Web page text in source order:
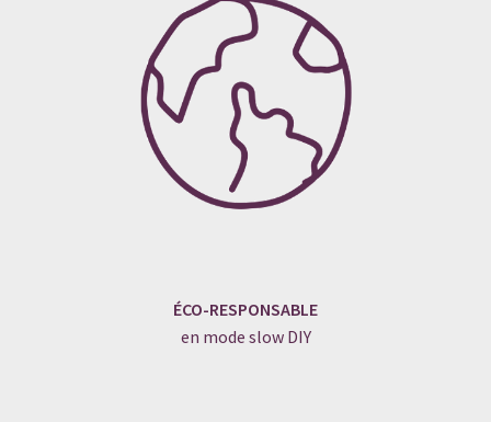
ÉCO-RESPONSABLE
en mode slow DIY